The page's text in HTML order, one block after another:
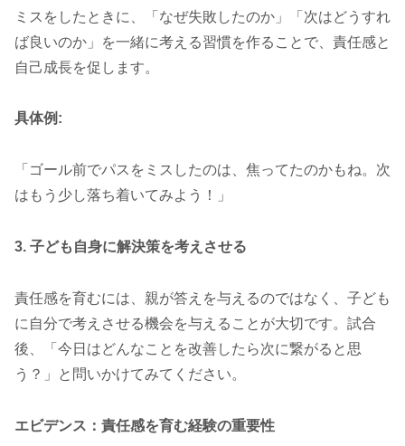
ミスをしたときに、「なぜ失敗したのか」「次はどうすれ
ば良いのか」を一緒に考える習慣を作ることで、責任感と
自己成長を促します。
具体例:
「ゴール前でパスをミスしたのは、焦ってたのかもね。次
はもう少し落ち着いてみよう！」
3. 子ども自身に解決策を考えさせる
責任感を育むには、親が答えを与えるのではなく、子ども
に自分で考えさせる機会を与えることが大切です。試合
後、「今日はどんなことを改善したら次に繋がると思
う？」と問いかけてみてください。
エビデンス：責任感を育む経験の重要性